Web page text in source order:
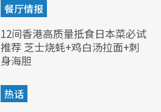
餐厅情报
12间香港高质量抵食日本菜必试
推荐 芝士烧蚝+鸡白汤拉面+刺
身海胆
热话